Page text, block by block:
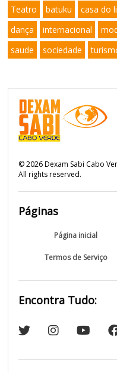
Teatro
batuku casa do
dança
internacional
saude
sociedade
©2026Dexam Sabi Cabo
All rights reserved.
Páginas
Página inicial
Termos de Serviço
Encontra Tudo: